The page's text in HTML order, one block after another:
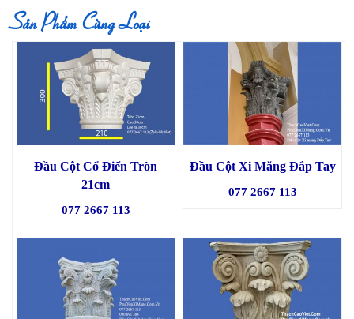
Sản Phẩm Cùng Loại
Đầu Cột Cổ Điển Tròn
21cm
077 2667 113
Đầu Cột Xi Măng Đắp Tay
077 2667 113